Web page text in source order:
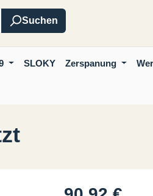
Suchen
SLOKY Zerspanung
Regulärer Preis: